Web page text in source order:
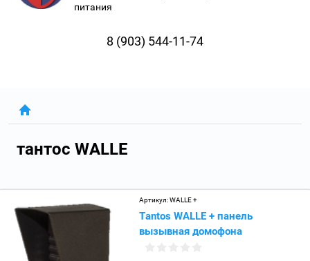
питания
8 (903) 544-11-74
тантос WALLE
Артикул:WALLE +
Tantos WALLE + панель
вызывная домофона